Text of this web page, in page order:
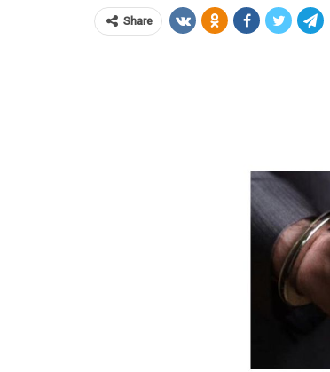
Share